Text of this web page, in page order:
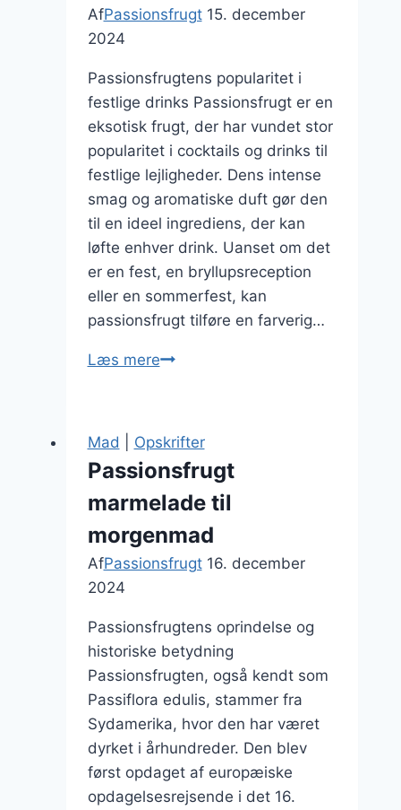
AfPassionsfrugt 15. december
2024
Passionsfrugtens popularitet i
festlige drinks Passionsfrugt er en
eksotisk frugt, der har vundet stor
popularitet i cocktails og drinks til
festlige lejligheder. Dens intense
smag og aromatiske duft gør den
til en ideel ingrediens, der kan
løfte enhver drink. Uanset om det
er en fest, en bryllupsreception
eller en sommerfest, kan
passionsfrugt tilføre en farverig…
Læs merePassionsfrugt
festlige
lejligheder
Mad Opskrifter
Passionsfrugt
marmelade til
morgenmad
AfPassionsfrugt 16. december
2024
Passionsfrugtens oprindelse og
historiske betydning
Passionsfrugten, også kendt som
Passiflora edulis, stammer fra
Sydamerika, hvor den har været
dyrket i århundreder. Den blev
først opdaget af europæiske
opdagelsesrejsende i det 16.